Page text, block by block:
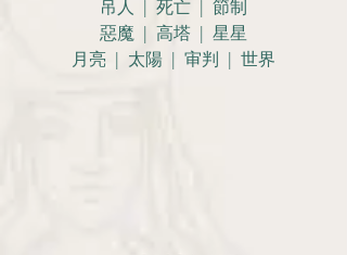
吊人 | 死亡 | 節制
惡魔 | 高塔 | 星星
月亮 | 太陽 | 审判 | 世界